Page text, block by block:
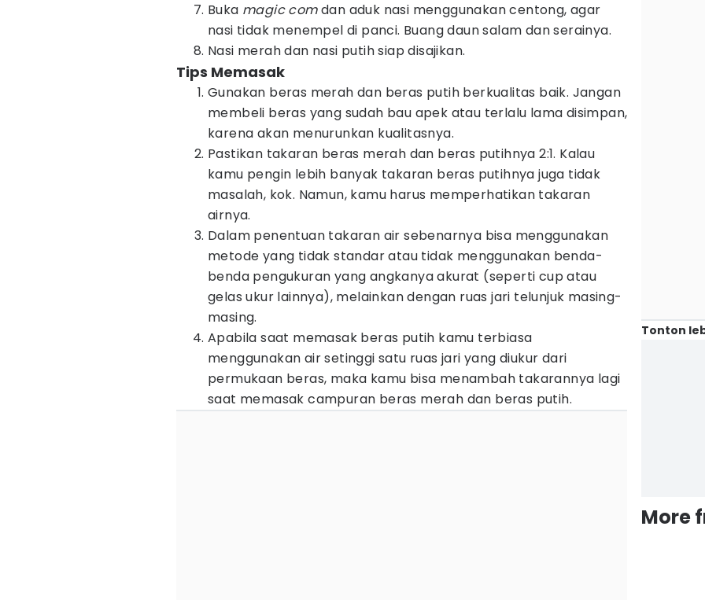
Buka magic comdan aduk nasi menggunakan centong, agar
nasi tidak menempel di panci. Buang daun salam dan serainya.
Nasi merah dan nasi putih siap disajikan.
Tips Memasak
Gunakan beras merah dan beras putih berkualitas baik. Jangan
membeli beras yang sudah bau apek atau terlalu lama disimpan,
karena akan menurunkan kualitasnya.
Pastikan takaran beras merah dan beras putihnya 2:1. Kalau
kamu pengin lebih banyak takaran beras putihnya juga tidak
masalah, kok. Namun, kamu harus memperhatikan takaran
airnya.
Dalam penentuan takaran air sebenarnya bisa menggunakan
metode yang tidak standar atau tidak menggunakan benda-
benda pengukuran yang angkanya akurat (seperti cup atau
gelas ukur lainnya), melainkan dengan ruas jari telunjuk masing-
masing.
Apabila saat memasak beras putih kamu terbiasa
menggunakan air setinggi satu ruas jari yang diukur dari
permukaan beras, maka kamu bisa menambah takarannya lagi
saat memasak campuran beras merah dan beras putih.
Tonton
More